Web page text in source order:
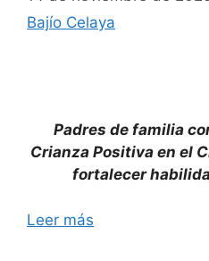
Bajío Celaya
Padres de familia
Crianza Positiva en el
fortalecer
Leer más